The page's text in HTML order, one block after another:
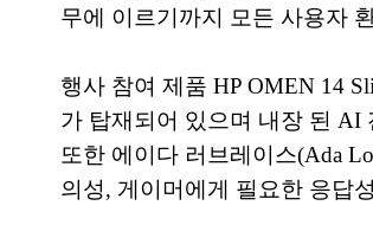
무에 이르기까지 모든 사용자
행사 참여 제품 HP OMEN 14
가 탑재되어 있으며 내장 된 AI
또한 에이다 러브레이스(Ada
의성, 게이머에게 필요한 응답